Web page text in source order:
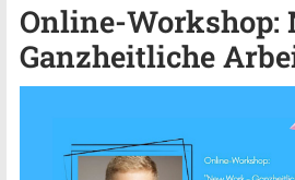
Online-Workshop:
Ganzheitliche